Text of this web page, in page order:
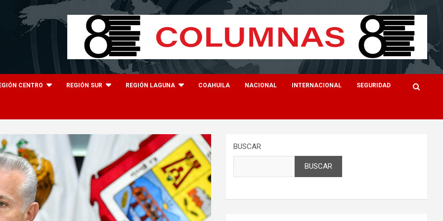
CENTRO REGIÓN SUR REGIÓN LAGUNA COAHUILA NACIONAL INTERNACIONAL SEGURIDAD
BUSCAR
BUSCAR